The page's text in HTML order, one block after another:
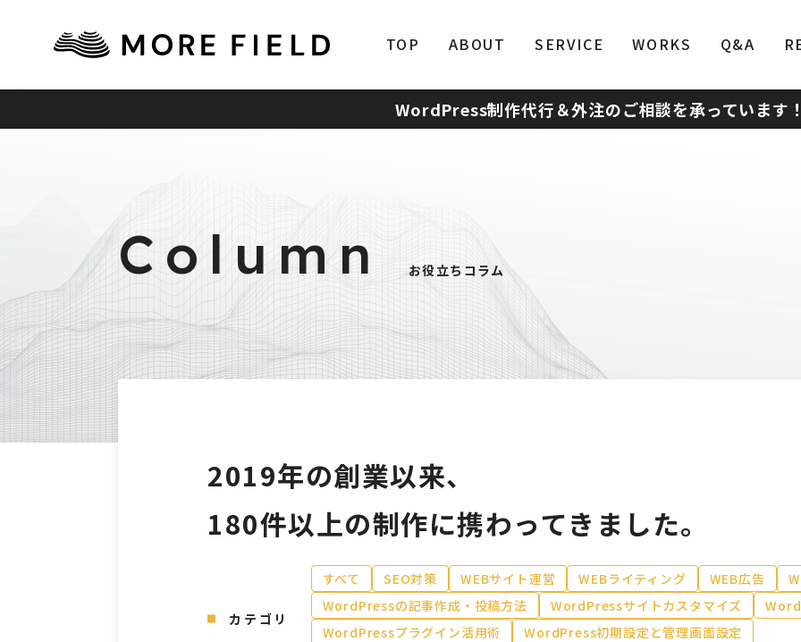
TOP ABOUT SERVICE WORKS Q&A
WordPress制作代行＆外注のご相談を承っています
Column お役立ちコラム
2019年の創業以来、
180件以上の制作に携わってきました。
カテゴリ
すべて SEO対策 WEBサイト運営 WEBライティング WEB広告
WordPressの記事作成・投稿方法
WordPressサイトカスタマイズ
WordPressプラグイン活用術
WordPress初期設定と管理画面設定